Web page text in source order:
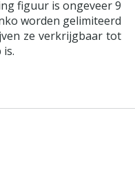
figuur is ongeveer 9
worden gelimiteerd
ze verkrijgbaar tot